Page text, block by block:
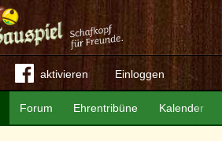
aktivieren Einloggen
Forum Ehrentribüne Kalender